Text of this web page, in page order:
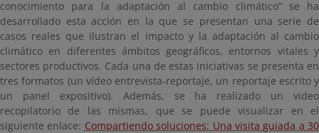
conocimiento para la adaptación al cambio climático” se ha
desarrollado esta acción en la que se presentan una serie de
casos reales que ilustran el impacto y la adaptación al cambio
climático en diferentes ámbitos geográficos, entornos vitales y
sectores productivos. Cada una de estas iniciativas se presenta en
tres formatos (un vídeo entrevista-reportaje, un reportaje escrito y
un panel expositivo). Además, se ha realizado un video
recopilatorio de las mismas, que se puede visualizar en el
siguiente enlace: Compartiendo soluciones: Una visita guiada a 30